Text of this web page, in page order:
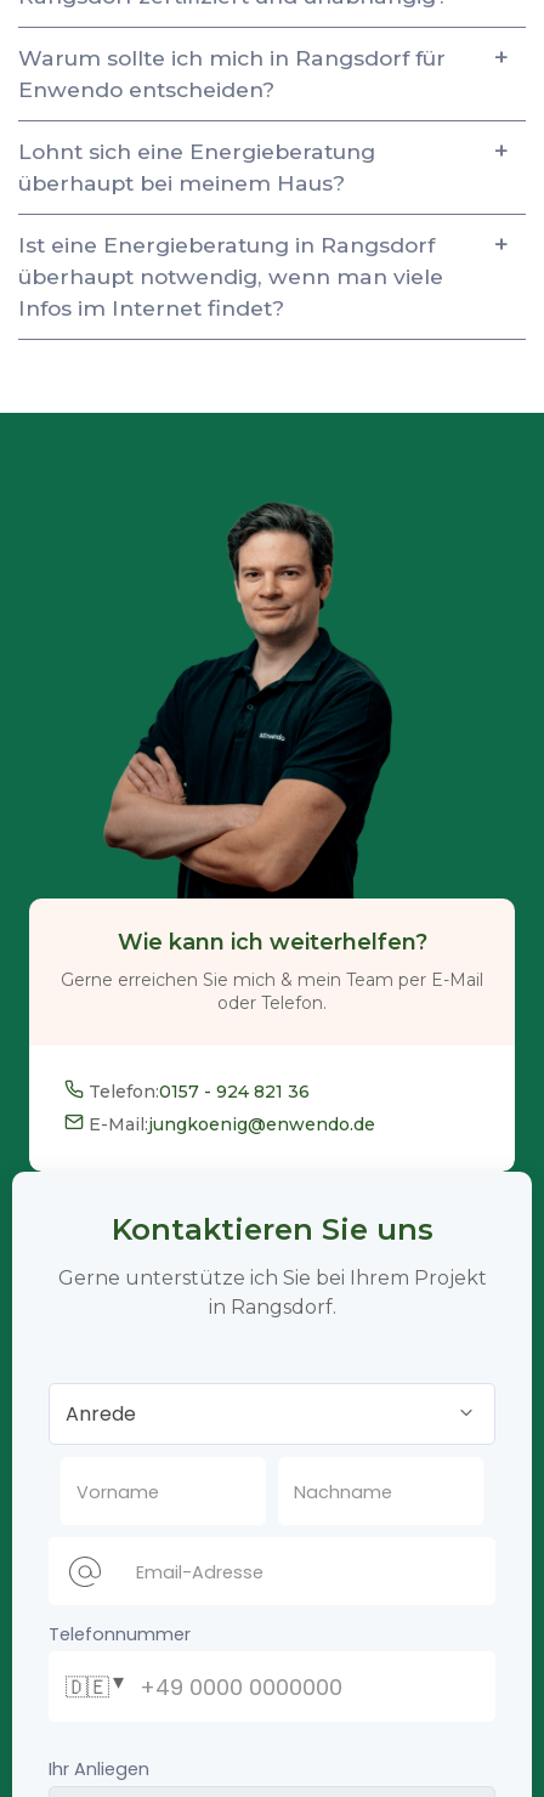
Warum sollte ich mich in Rangsdorf für
Enwendo entscheiden?
Lohnt sich eine Energieberatung
überhaupt bei meinem Haus?
Ist eine Energieberatung in Rangsdorf
überhaupt notwendig, wenn man viele
Infos im Internet findet?
Wie kann ich weiterhelfen?
Gerne erreichen Sie mich & mein Team per E-Mail
oder Telefon.
Telefon:0157 - 924 821 36
E-Mail:jungkoenig@enwendo.de
Kontaktieren Sie uns
Gerne unterstütze ich Sie bei Ihrem Projekt
in Rangsdorf.